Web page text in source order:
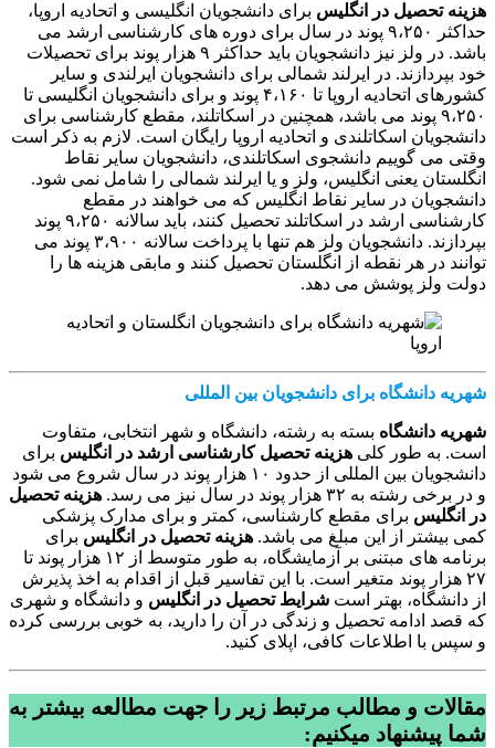
هزینه تحصیل در انگلیس برای دانشجویان انگلیسی و اتحادیه اروپا،
حداکثر ۹،۲۵۰ پوند در سال برای دوره های کارشناسی ارشد می
باشد. در ولز نیز دانشجویان باید حداکثر ۹ هزار پوند برای تحصیلات
خود بپردازند. در ایرلند شمالی برای دانشجویان ایرلندی و سایر
کشورهای اتحادیه اروپا تا ۴،۱۶۰ پوند و برای دانشجویان انگلیسی تا
۹،۲۵۰ پوند می باشد، همچنین در اسکاتلند، مقطع کارشناسی برای
دانشجویان اسکاتلندی و اتحادیه اروپا رایگان است. لازم به ذکر است
وقتی می گوییم دانشجوی اسکاتلندی، دانشجویان سایر نقاط
انگلستان یعنی انگلیس، ولز و یا ایرلند شمالی را شامل نمی شود.
دانشجویان در سایر نقاط انگلیس که می خواهند در مقطع
کارشناسی ارشد در اسکاتلند تحصیل کنند، باید سالانه ۹،۲۵۰ پوند
بپردازند. دانشجویان ولز هم تنها با پرداخت سالانه ۳،۹۰۰ پوند می
توانند در هر نقطه از انگلستان تحصیل کنند و مابقی هزینه ها را
دولت ولز پوشش می دهد.
شهریه دانشگاه برای دانشجویان بین المللی
شهریه دانشگاه بسته به رشته، دانشگاه و شهر انتخابی، متفاوت
است. به طور کلی هزینه تحصیل کارشناسی ارشد در انگلیس برای
دانشجویان بین المللی از حدود ۱۰ هزار پوند در سال شروع می شود
و در برخی رشته به ۳۲ هزار پوند در سال نیز می رسد.
هزینه تحصیل
در انگلیس برای مقطع کارشناسی، کمتر و برای مدارک پزشکی
کمی بیشتر از این مبلغ می باشد. هزینه تحصیل در انگلیس برای
برنامه های مبتنی بر آزمایشگاه، به طور متوسط از ۱۲ هزار پوند تا
۲۷ هزار پوند متغیر است. با این تفاسیر قبل از اقدام به اخذ پذیرش
از دانشگاه، بهتر است شرایط تحصیل در انگلیس و دانشگاه و شهری
که قصد ادامه تحصیل و زندگی در آن را دارید، به خوبی بررسی کرده
و سپس با اطلاعات کافی، اپلای کنید.
مقالات و مطالب مرتبط زیر را جهت مطالعه بیشتر به
شما پیشنهاد میکنیم: